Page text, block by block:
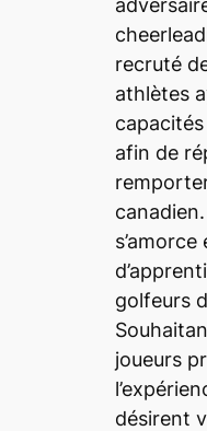
recruté
athlètes
afin de
golfeurs
joueurs
désirent